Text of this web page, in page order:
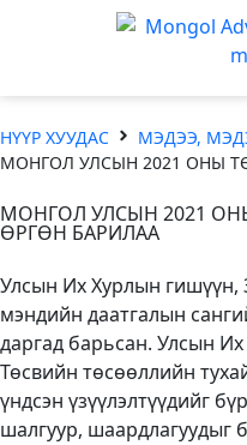
НҮҮР ХУУДАС
МЭДЭЭ,
МОНГОЛ УЛСЫН 2021 ОНЫ
МОНГОЛ УЛСЫН 2021
ӨРГӨН БАРИЛАА
Улсын Их Хурлын гишүүн,
мэндийн даатгалын
даргад барьсан. Улсын
Төсвийн төсөөллийн
үндсэн үзүүлэлтүүдийг
шалгуур, шаардлагуудыг